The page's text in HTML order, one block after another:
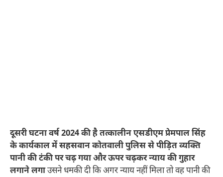
दूसरी घटना वर्ष 2024 की है तत्कालीन एसडीएम प्रेमपाल सिंह
के कार्यकाल में सहसवान कोतवाली पुलिस से पीड़ित व्यक्ति
पानी की टंकी पर चढ़ गया और ऊपर चढ़कर न्याय की गुहार
लगाने लगाउसने धमकी दी कि अगर न्याय नहीं मिला तो वह पानी की